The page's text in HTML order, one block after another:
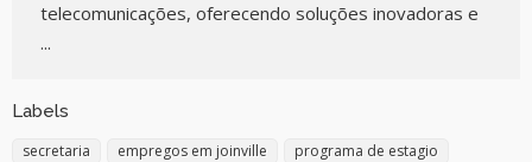
telecomunicações, oferecendo soluções inovadoras e
...
Labels
secretaria empregos em joinville programa de estagio